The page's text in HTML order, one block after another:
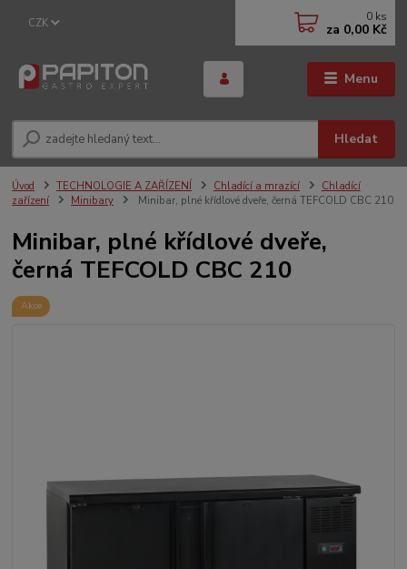
Menu
CZK
Hledat
0 ks
za 0,00 Kč
Úvod TECHNOLOGIE A ZAŘÍZENÍ Chladící a mrazící
Chladící
zařízení
Minibary Minibar, plné křídlové dveře, černá TEFCOLD CBC 210
Minibar, plné křídlové dveře,
černá TEFCOLD CBC 210
Akce